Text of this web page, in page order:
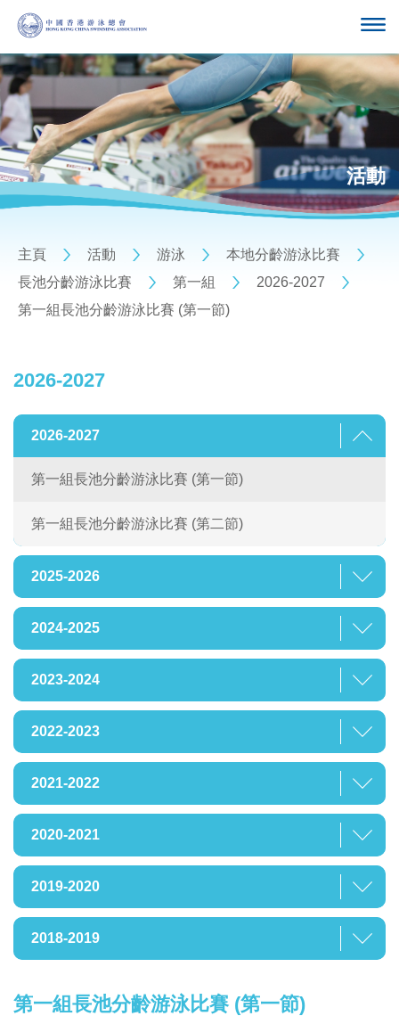
活動
主頁 活動 游泳
本地分齡游泳比賽
長池分齡游泳比賽
第一組
2026-2027
第一組長池分齡游泳比賽 (第一節)
2026-2027
2026-2027
第一組長池分齡游泳比賽 (第一節)
第一組長池分齡游泳比賽 (第二節)
2025-2026
2024-2025
2023-2024
2022-2023
2021-2022
2020-2021
2019-2020
2018-2019
第一組長池分齡游泳比賽 (第一節)